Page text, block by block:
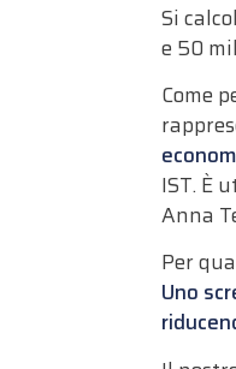
Si
e 50
Come
IST. È
Anna
Per
Uno